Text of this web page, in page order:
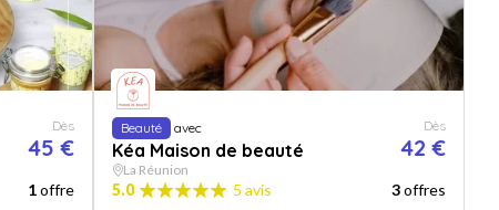
Dès
45 €
1offre
Beauté avec
Kéa Maison de beauté
Dès
42 €
La Réunion
5.0 5 avis 3offres